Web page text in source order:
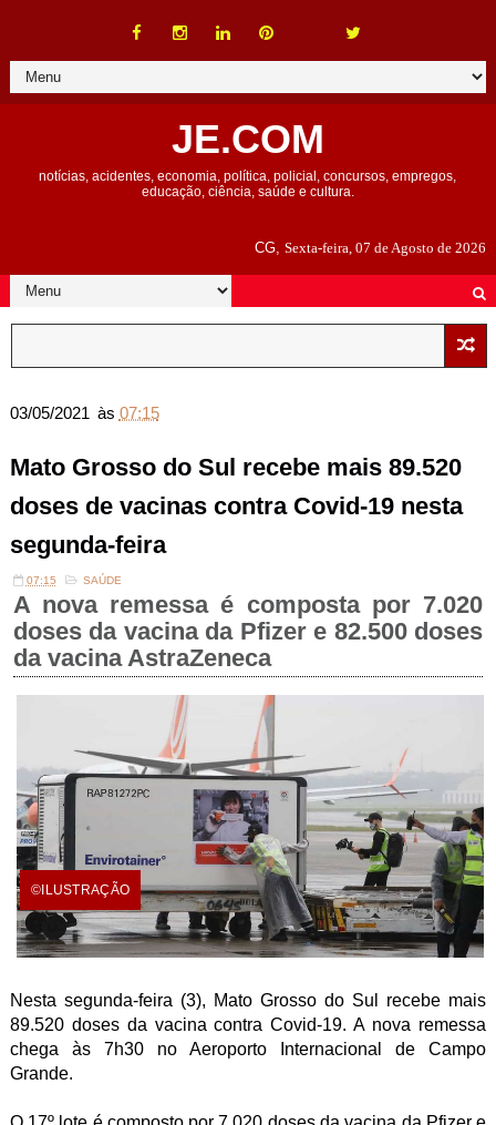
JE.COM
notícias, acidentes, economia, política, policial, concursos, empregos,
educação, ciência, saúde e cultura.
CG,Sexta-feira, 07 de Agosto de 2026
03/05/2021 às 07:15
Mato Grosso do Sul recebe mais 89.520
doses de vacinas contra Covid-19 nesta
segunda-feira
07:15 SAÚDE
A nova remessa é composta por 7.020
doses da vacina da Pfizer e 82.500 doses
da vacina AstraZeneca
©ILUSTRAÇÃO
Nesta segunda-feira (3), Mato Grosso do Sul recebe mais
89.520 doses da vacina contra Covid-19. A nova remessa
chega às 7h30 no Aeroporto Internacional de Campo
Grande.